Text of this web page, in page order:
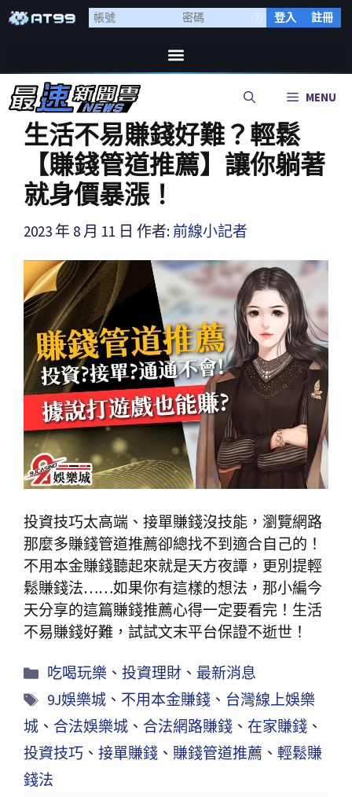
登入 註冊
MENU
生活不易賺錢好難？輕鬆
【賺錢管道推薦】讓你躺著
就身價暴漲！
2023 年 8 月 11 日 作者: 前線小記者
投資技巧太高端、接單賺錢沒技能，瀏覽網路
那麼多賺錢管道推薦卻總找不到適合自己的！
不用本金賺錢聽起來就是天方夜譚，更別提輕
鬆賺錢法……如果你有這樣的想法，那小編今
天分享的這篇賺錢推薦心得一定要看完！生活
不易賺錢好難，試試文末平台保證不逝世！
吃喝玩樂 、投資理財 、最新消息
9J娛樂城 、 不用本金賺錢 、 台灣線上娛樂
城 、 合法娛樂城 、 合法網路賺錢 、 在家賺錢 、
投資技巧 、 接單賺錢 、 賺錢管道推薦 、 輕鬆賺
錢法